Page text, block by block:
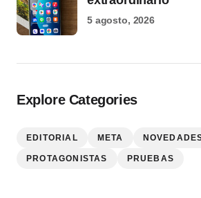
5 agosto, 2026
Explore Categories
EDITORIAL META
PROTAGONISTAS PRUEBAS